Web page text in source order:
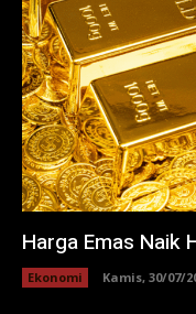
Harga Emas Naik
Ekonomi Kamis, 30/07/